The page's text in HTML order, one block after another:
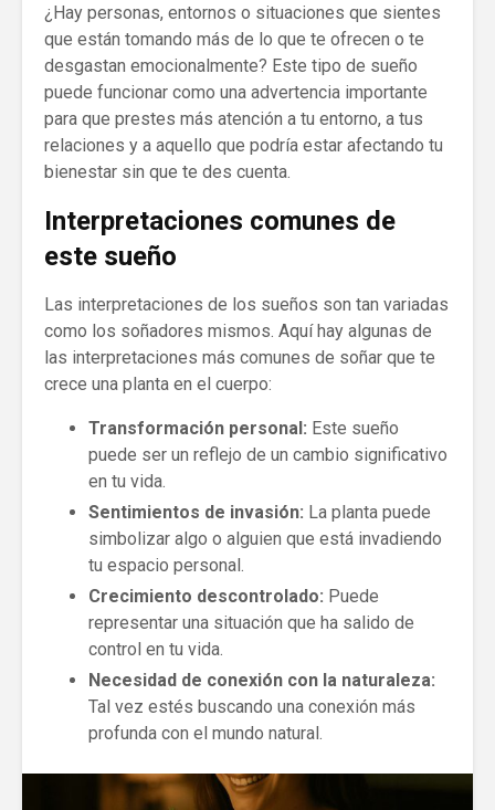
¿Hay personas, entornos o situaciones que sientes
que están tomando más de lo que te ofrecen o te
desgastan emocionalmente? Este tipo de sueño
puede funcionar como una advertencia importante
para que prestes más atención a tu entorno, a tus
relaciones y a aquello que podría estar afectando tu
bienestar sin que te des cuenta.
Interpretaciones comunes de
este sueño
Las interpretaciones de los sueños son tan variadas
como los soñadores mismos. Aquí hay algunas de
las interpretaciones más comunes de soñar que te
crece una planta en el cuerpo:
Transformación personal: Este sueño
puede ser un reflejo de un cambio significativo
en tu vida.
Sentimientos de invasión: La planta puede
simbolizar algo o alguien que está invadiendo
tu espacio personal.
Crecimiento descontrolado: Puede
representar una situación que ha salido de
control en tu vida.
Necesidad de conexión con la naturaleza:
Tal vez estés buscando una conexión más
profunda con el mundo natural.